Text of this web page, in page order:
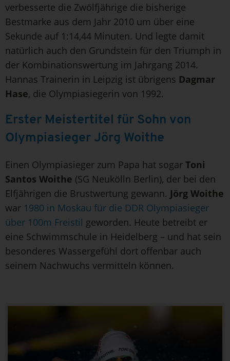
verbesserte die Zwölfjährige die bisherige
Bestmarke aus dem Jahr 2010 um über eine
Sekunde auf 1:14,44 Minuten. Und legte damit
natürlich auch den Grundstein für den Triumph in
der Kombinationswertung im Jahrgang 2014.
Hannas Trainerin in Leipzig ist übrigens Dagmar
Hase, die Olympiasiegerin von 1992.
Erster Meistertitel für Sohn von
Olympiasieger Jörg Woithe
Einen Olympiasieger zum Papa hat sogar Toni
Santos Woithe (SG Neukölln Berlin), der bei den
Elfjährigen die Brustwertung gewann. Jörg Woithe
war 1980 in Moskau für die DDR Olympiasieger
über 100m Freistil geworden. Heute betreibt er
eine Schwimmschule in Heidelberg – und hat sein
besonderes Wassergefühl dort offenbar auch
seinem Nachwuchs vermitteln können.